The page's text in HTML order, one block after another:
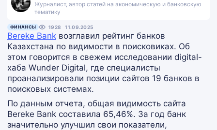
Журналист, автор статей на экономическую и банковскую
тематику
ФИНАНСЫ 1928 11.09.2025
Bereke Bank возглавил рейтинг банков
Казахстана по видимости в поисковиках. Об
этом говорится в свежем исследовании digital-
хаба Wunder Digital, где специалисты
проанализировали позиции сайтов 19 банков в
поисковых системах.
По данным отчета, общая видимость сайта
Bereke Bank составила 65,46%. За год банк
значительно улучшил свои показатели,